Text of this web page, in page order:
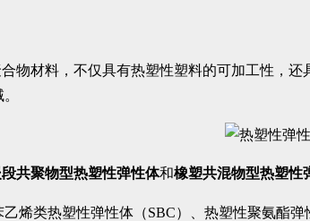
物材料，不仅具有热塑性塑料的可加工性，
共聚物型热塑性弹性体和橡塑共混物型热塑性
烯类热塑性弹性体（SBC）、热塑性聚氨酯弹